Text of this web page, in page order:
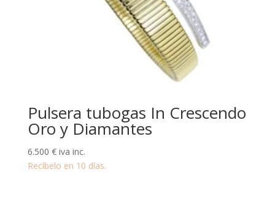
Pulsera tubogas In Crescendo
Oro y Diamantes
6.500 € iva inc.
Recíbelo en 10 días.